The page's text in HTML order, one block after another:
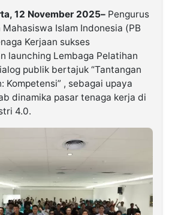
12 November 2025– Pengurus
Islam Indonesia (PB
Kerjaan sukses
launching Lembaga Pelatihan
publik bertajuk “Tantangan
Kompetensi” , sebagai upaya
dinamika pasar tenaga kerja di
4.0.